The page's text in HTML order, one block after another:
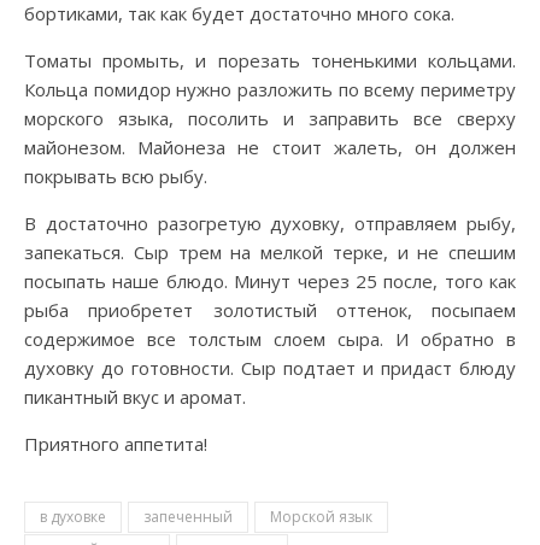
бортиками, так как будет достаточно много сока.
Томаты промыть, и порезать тоненькими кольцами.
Кольца помидор нужно разложить по всему периметру
морского языка, посолить и заправить все сверху
майонезом. Майонеза не стоит жалеть, он должен
покрывать всю рыбу.
В достаточно разогретую духовку, отправляем рыбу,
запекаться. Сыр трем на мелкой терке, и не спешим
посыпать наше блюдо. Минут через 25 после, того как
рыба приобретет золотистый оттенок, посыпаем
содержимое все толстым слоем сыра. И обратно в
духовку до готовности. Сыр подтает и придаст блюду
пикантный вкус и аромат.
Приятного аппетита!
в духовке запеченный
Морской язык